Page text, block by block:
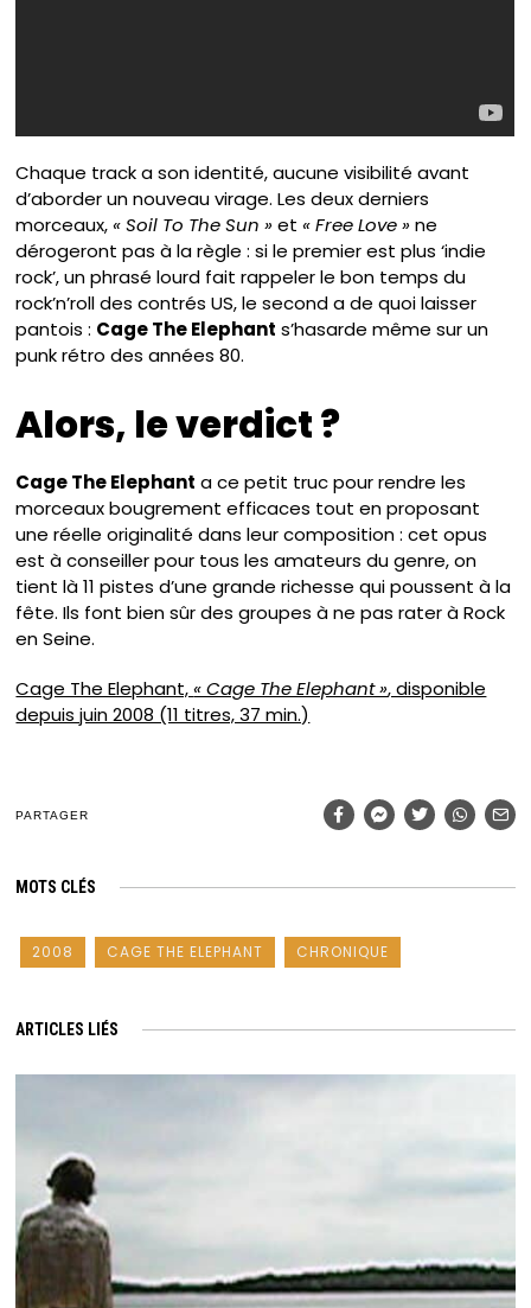
Chaque track a son identité, aucune visibilité avant
d’aborder un nouveau virage. Les deux derniers
morceaux,« Soil To The Sun »et« Free Love »ne
dérogeront pas à la règle : si le premier est plus ‘indie
rock’, un phrasé lourd fait rappeler le bon temps du
rock’n’roll des contrés US, le second a de quoi laisser
pantois : Cage The Elephant s’hasarde même sur un
punk rétro des années 80.
Alors, le verdict ?
Cage The Elephant a ce petit truc pour rendre les
morceaux bougrement efficaces tout en proposant
une réelle originalité dans leur composition : cet opus
est à conseiller pour tous les amateurs du genre, on
tient là 11 pistes d’une grande richesse qui poussent à la
fête. Ils font bien sûr des groupes à ne pas rater à Rock
en Seine.
Cage The Elephant,« Cage The Elephant », disponible
depuis juin 2008 (11 titres, 37 min.)
PARTAGER
MOTS CLÉS
2008 CAGE THE ELEPHANT CHRONIQUE
ARTICLES LIÉS